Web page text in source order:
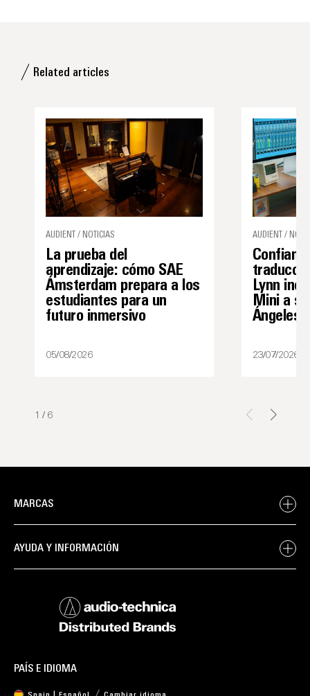
Related articles
AUDIENT / NOTICIAS
La prueba del
aprendizaje: cómo SAE
Ámsterdam prepara a los
estudiantes para un
futuro inmersivo
05/08/2026
AUDIENT /
Lynn
Mini a
Ángeles
23/07/2026
1 / 6
MARCAS
AYUDA Y INFORMACIÓN
PAÍS E IDIOMA